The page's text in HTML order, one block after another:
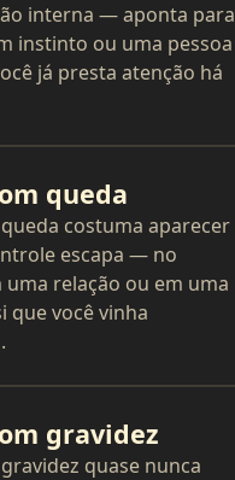
interna — aponta para
instinto ou uma pessoa
já presta atenção há
queda
costuma aparecer
escapa — no
relação ou em uma
que você vinha
gravidez
quase nunca